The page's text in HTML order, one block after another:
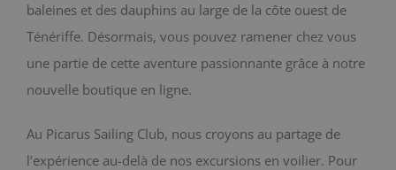
CONTACT
baleines et des dauphins au large de la côte ouest de
Ténériffe. Désormais, vous pouvez ramener chez vous
une partie de cette aventure passionnante grâce à notre
nouvelle boutique en ligne.
Au Picarus Sailing Club, nous croyons au partage de
l’expérience au-delà de nos excursions en voilier. Pour